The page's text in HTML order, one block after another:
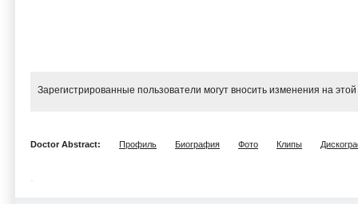
Зарегистрированные пользователи могут вносить изменения на
Doctor Abstract: Профиль Биография Фото Клипы